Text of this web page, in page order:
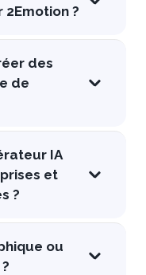
?
des
de
IA
et
?
ou